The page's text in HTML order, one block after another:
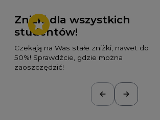
Zniżki dla wszystkich
studentów!
Czekają na Was stałe zniżki, nawet do
50%! Sprawdźcie, gdzie można
zaoszczędzić!